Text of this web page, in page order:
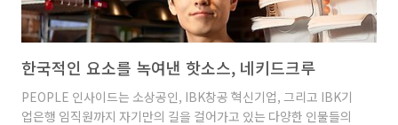
한국적인 요소를 녹여낸 핫소스, 네키드크루
PEOPLE 인사이드는 소상공인, IBK창공 혁신기업, 그리고 IBK기
업은행 임직원까지 자기만의 길을 걸어가고 있는 다양한 인물들의